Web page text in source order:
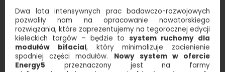
Dwa lata intensywnych prac badawczo-rozwojowych
pozwoliły nam na opracowanie nowatorskiego
rozwiązania, które zaprezentujemy na tegorocznej edycji
kieleckich targów – będzie tosystem ruchomy dla
modułów bifacial, który minimalizuje zacienienie
spodniej części modułów. Nowy system w ofercie
Energy5 przeznaczony jest na farmy